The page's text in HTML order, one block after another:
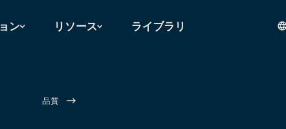
ン リソース ライブラリ
品質